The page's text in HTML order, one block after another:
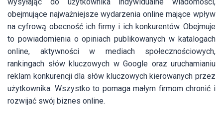
wysyłając do użytkownika indywidualne wiadomości,
obejmujące najważniejsze wydarzenia online mające wpływ
na cyfrową obecność ich firmy i ich konkurentów. Obejmuje
to powiadomienia o opiniach publikowanych w katalogach
online, aktywności w mediach społecznościowych,
rankingach słów kluczowych w Google oraz uruchamianiu
reklam konkurencji dla słów kluczowych kierowanych przez
użytkownika. Wszystko to pomaga małym firmom chronić i
rozwijać swój biznes online.